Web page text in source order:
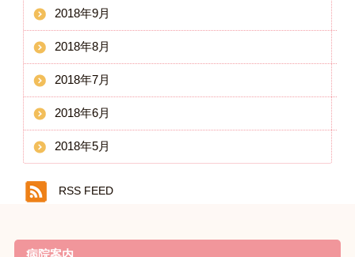
2018年9月
2018年8月
2018年7月
2018年6月
2018年5月
RSS FEED
病院案内